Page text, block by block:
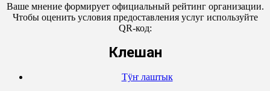
Ваше мнение формирует официальный рейтинг организации.
Чтобы оценить условия предоставления услуг используйте
QR-код:
Кӱлешан
Тӱҥ лаштык